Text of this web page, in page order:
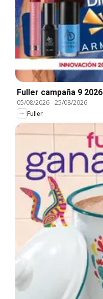
Fuller campaña 9 2026
05/08/2026-25/08/2026
Fuller